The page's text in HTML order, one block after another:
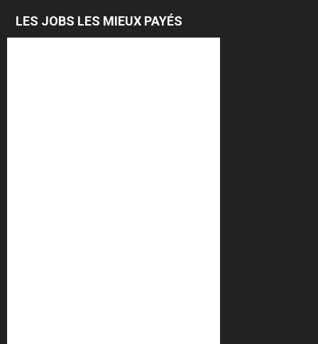
LES JOBS LES MIEUX PAYÉS